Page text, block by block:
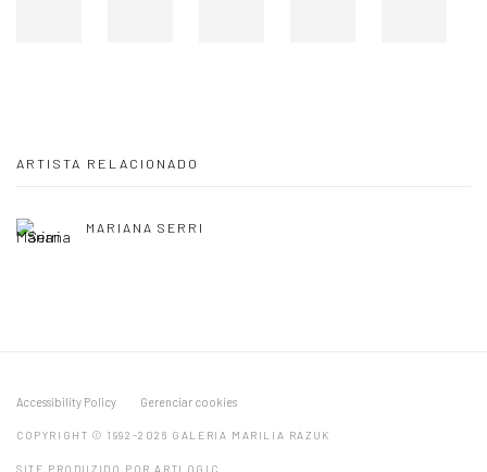
ARTISTA RELACIONADO
MARIANA SERRI
Accessibility Policy Gerenciar cookies
COPYRIGHT © 1992-2026 GALERIA MARILIA RAZUK
SITE PRODUZIDO POR ARTLOGIC